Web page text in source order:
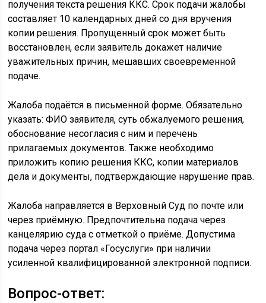
получения текста решения ККС. Срок подачи жалобы
составляет 10 календарных дней со дня вручения
копии решения. Пропущенный срок может быть
восстановлен, если заявитель докажет наличие
уважительных причин, мешавших своевременной
подаче.
Жалоба подаётся в письменной форме. Обязательно
указать: ФИО заявителя, суть обжалуемого решения,
обоснование несогласия с ним и перечень
прилагаемых документов. Также необходимо
приложить копию решения ККС, копии материалов
дела и документы, подтверждающие нарушение прав.
Жалоба направляется в Верховный Суд по почте или
через приёмную. Предпочтительна подача через
канцелярию суда с отметкой о приёме. Допустима
подача через портал «Госуслуги» при наличии
усиленной квалифицированной электронной подписи.
Вопрос-ответ: